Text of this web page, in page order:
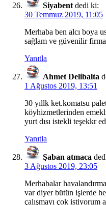
Siyabent dedi ki:
30 Temmuz 2019, 11:05
Merhaba ben alcı boya
sağlam ve güvenilir
Yanıtla
Ahmet Delibalta
1 Ağustos 2019, 13:51
30 yıllk ket.komatsu
köyhizmetlerinden
yurt dısı istekli teşekkr
Yanıtla
Şaban atmaca
3 Ağustos 2019, 23:05
Merhabalar havalandırma
var diyer bütün işlerde
çalışmayı çok istiyorum